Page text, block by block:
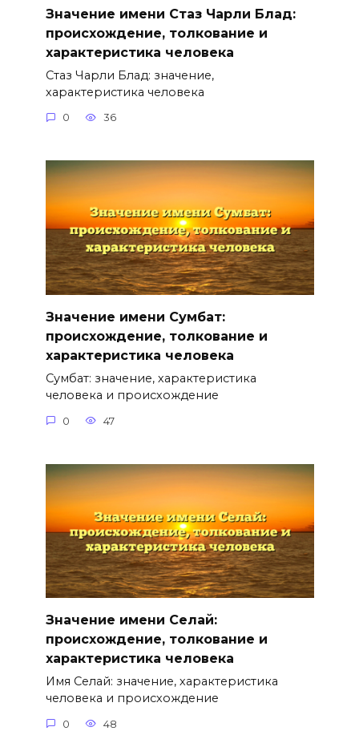
Значение имени Стаз Чарли Блад:
происхождение, толкование и
характеристика человека
Стаз Чарли Блад: значение,
характеристика человека
0 36
Значение имени Сумбат:
происхождение, толкование и
характеристика человека
Сумбат: значение, характеристика
человека и происхождение
0 47
Значение имени Селай:
происхождение, толкование и
характеристика человека
Имя Селай: значение, характеристика
человека и происхождение
0 48